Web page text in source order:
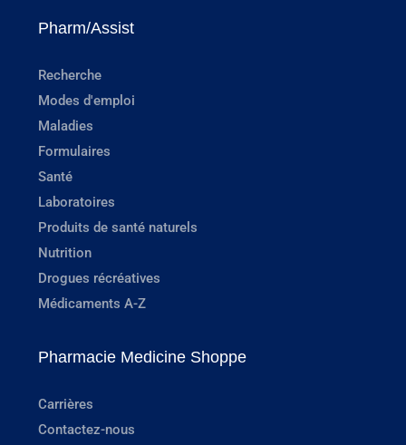
Pharm/Assist
Recherche
Modes d'emploi
Maladies
Formulaires
Santé
Laboratoires
Produits de santé naturels
Nutrition
Drogues récréatives
Médicaments A-Z
Pharmacie Medicine Shoppe
Carrières
Contactez-nous